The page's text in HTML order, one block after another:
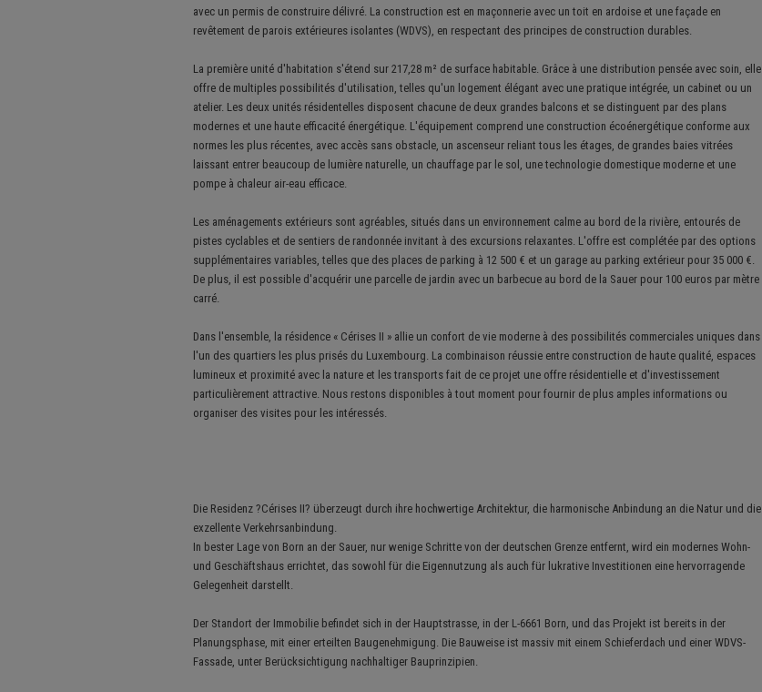
avec un permis de construire délivré. La construction est en maçonnerie avec un toit en ardoise et une façade en
revêtement de parois extérieures isolantes (WDVS), en respectant des principes de construction durables.
La première unité d'habitation s'étend sur 217,28 m² de surface habitable. Grâce à une distribution pensée avec soin, elle
offre de multiples possibilités d'utilisation, telles qu'un logement élégant avec une pratique intégrée, un cabinet ou un
atelier. Les deux unités résidentelles disposent chacune de deux grandes balcons et se distinguent par des plans
modernes et une haute efficacité énergétique. L'équipement comprend une construction écoénergétique conforme aux
normes les plus récentes, avec accès sans obstacle, un ascenseur reliant tous les étages, de grandes baies vitrées
laissant entrer beaucoup de lumière naturelle, un chauffage par le sol, une technologie domestique moderne et une
pompe à chaleur air-eau efficace.
Les aménagements extérieurs sont agréables, situés dans un environnement calme au bord de la rivière, entourés de
pistes cyclables et de sentiers de randonnée invitant à des excursions relaxantes. L'offre est complétée par des options
supplémentaires variables, telles que des places de parking à 12 500 € et un garage au parking extérieur pour 35 000 €.
De plus, il est possible d'acquérir une parcelle de jardin avec un barbecue au bord de la Sauer pour 100 euros par mètre
carré.
Dans l'ensemble, la résidence « Cérises II » allie un confort de vie moderne à des possibilités commerciales uniques dans
l'un des quartiers les plus prisés du Luxembourg. La combinaison réussie entre construction de haute qualité, espaces
lumineux et proximité avec la nature et les transports fait de ce projet une offre résidentielle et d'investissement
particulièrement attractive. Nous restons disponibles à tout moment pour fournir de plus amples informations ou
organiser des visites pour les intéressés.
Die Residenz ?Cérises II? überzeugt durch ihre hochwertige Architektur, die harmonische Anbindung an die Natur und die
exzellente Verkehrsanbindung.
In bester Lage von Born an der Sauer, nur wenige Schritte von der deutschen Grenze entfernt, wird ein modernes Wohn-
und Geschäftshaus errichtet, das sowohl für die Eigennutzung als auch für lukrative Investitionen eine hervorragende
Gelegenheit darstellt.
Der Standort der Immobilie befindet sich in der Hauptstrasse, in der L-6661 Born, und das Projekt ist bereits in der
Planungsphase, mit einer erteilten Baugenehmigung. Die Bauweise ist massiv mit einem Schieferdach und einer WDVS-
Fassade, unter Berücksichtigung nachhaltiger Bauprinzipien.